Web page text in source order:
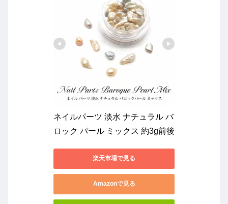
ネイルパーツ 淡水 ナチュラル バ
ロック パール ミックス 約3g前後
楽天市場で見る
Amazonで見る